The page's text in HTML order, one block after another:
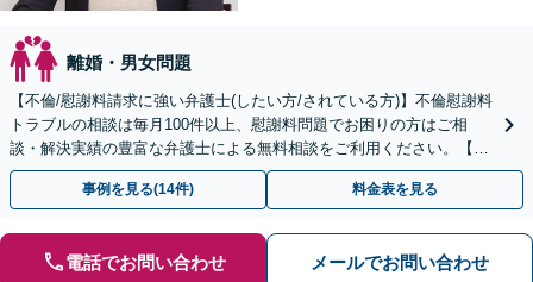
離婚・男女問題
【不倫/慰謝料請求に強い弁護士(したい方/されている方)】不倫慰謝料
トラブルの相談は毎月100件以上、慰謝料問題でお困りの方はご相
談・解決実績の豊富な弁護士による無料相談をご利用ください。【初
回相談０円(電話)】【全国対応】
事例を見る(14件) 料金表を見る
電話でお問い合わせ メールでお問い合わせ